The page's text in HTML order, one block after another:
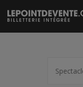
Passer
au
contenu
artiste,
lieu...